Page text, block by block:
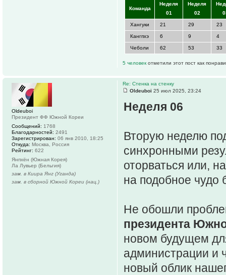
Команда
Неделя
01
Неделя
02
Хангуки 21 29 23
Кангпхэ 6 9 4
Чеболи 62 53 33
5 человек отметили этот пост как
Re: Стенка на стенку
Oldeuboi 25 июл 2025, 23:24
Неделя 06
Вторую неделю
синхронными
оторваться или,
на подобное
Не обошли
президента
новом будущем
администрации и
новый облик
Oldeuboi
Президент ФФ Южной Кореи
Сообщений: 1768
Благодарностей: 2491
Зарегистрирован: 06 янв 2010, 18:25
Откуда: Москва, Россия
Рейтинг: 622
Янпхён (Южная Корея)
Ла Лувьер (Бельгия)
зам. в Киира Янг (Уганда)
зам. в сборной Южной Кореи (нац.)